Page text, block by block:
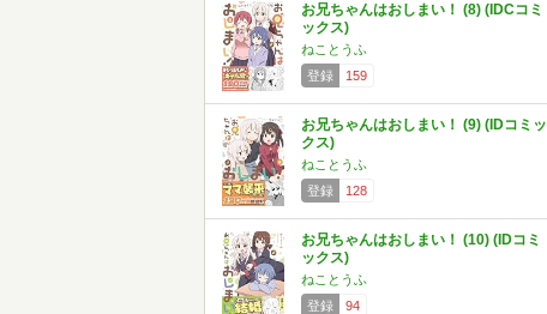
お兄ちゃんはおしまい！ (8) (IDCコミ
ックス)
ねことうふ
登録
159
お兄ちゃんはおしまい！ (9) (IDコミッ
クス)
ねことうふ
登録
128
お兄ちゃんはおしまい！ (10) (IDコミ
ックス)
ねことうふ
登録
94